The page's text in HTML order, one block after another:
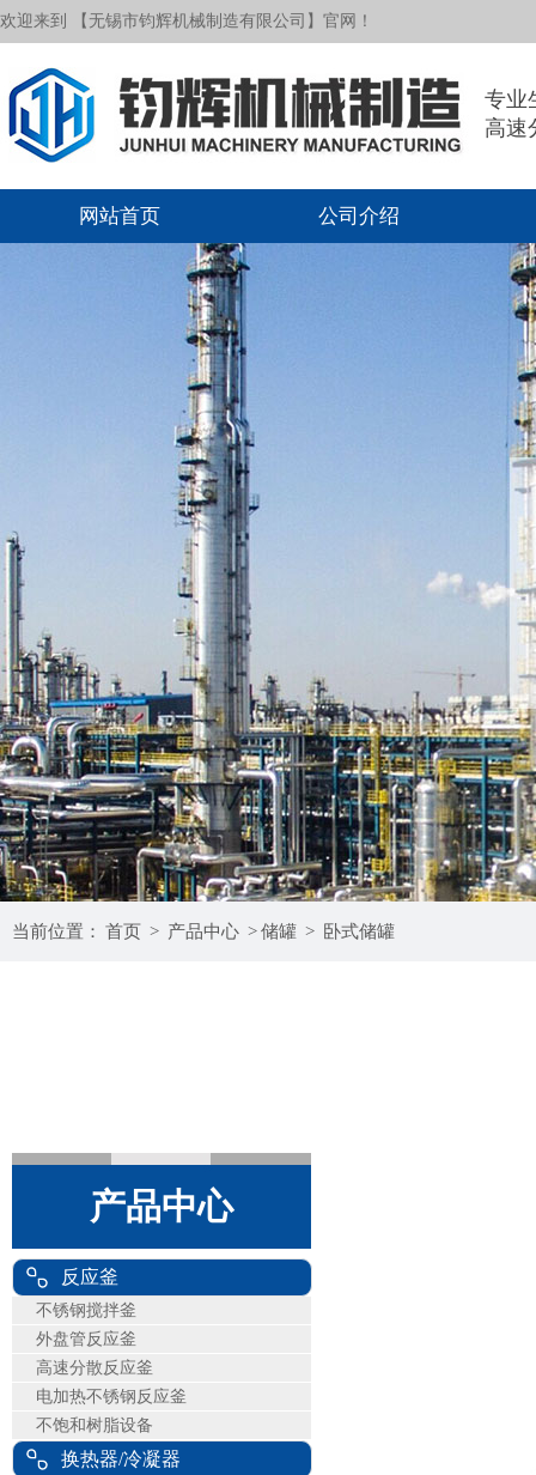
欢迎来到 【无锡市钧辉机械制造有限公司】官网！
专业
高速
网站首页 公司介绍
当前位置： 首页 > 产品中心 >储罐 > 卧式储罐
产品中心
反应釜
不锈钢搅拌釜
外盘管反应釜
高速分散反应釜
电加热不锈钢反应釜
不饱和树脂设备
换热器/冷凝器